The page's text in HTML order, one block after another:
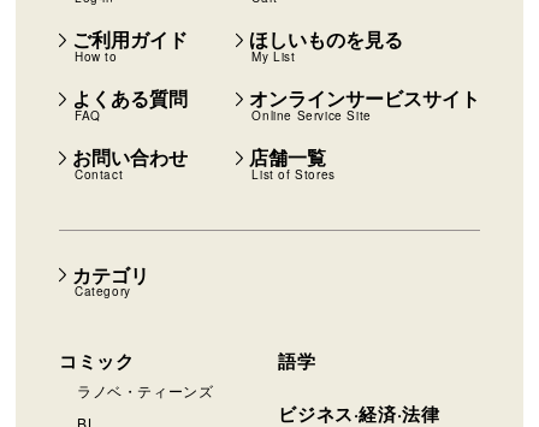
カテゴリ
Category
コミック
ラノベ・ティーンズ
BL
語学
ビジネス·経済·法律
ご利用ガイド
How to
ほしいものを見る
My List
よくある質問
FAQ
オンラインサービスサイト
Online Service Site
お問い合わせ
Contact
店舗一覧
List of Stores